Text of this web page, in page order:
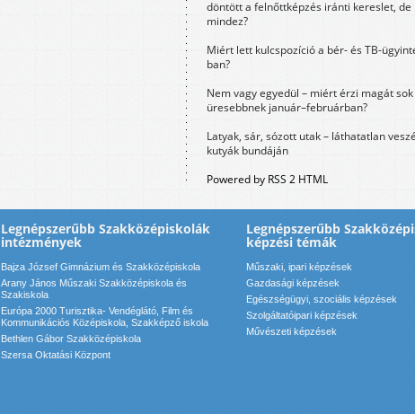
döntött a felnőttképzés iránti kereslet, de
mindez?
Miért lett kulcspozíció a bér- és TB-
ban?
Nem vagy egyedül – miért érzi magát
üresebbnek január–februárban?
Latyak, sár, sózott utak – láthatatlan
kutyák bundáján
Powered by RSS 2 HTML
Legnépszerűbb Szakközépiskolák
intézmények
Bajza József Gimnázium és Szakközépiskola
Arany János Műszaki Szakközépiskola és
Szakiskola
Európa 2000 Turisztika- Vendéglátó, Film és
Kommunikációs Középiskola, Szakképző iskola
Bethlen Gábor Szakközépiskola
Szersa Oktatási Központ
Legnépszerűbb
képzési témák
Műszaki, ipari képzések
Gazdasági képzések
Egészségügyi, szociális képzések
Szolgáltatóipari képzések
Művészeti képzések